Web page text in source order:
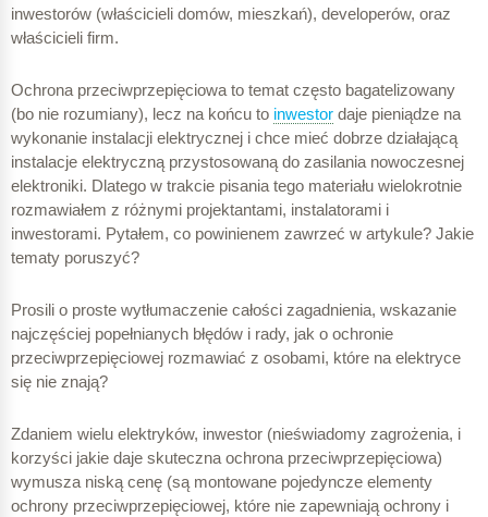
inwestorów (właścicieli domów, mieszkań), developerów, oraz
właścicieli firm.
Ochrona przeciwprzepięciowa to temat często bagatelizowany
(bo nie rozumiany), lecz na końcu to inwestor daje pieniądze na
wykonanie instalacji elektrycznej i chce mieć dobrze działającą
instalacje elektryczną przystosowaną do zasilania nowoczesnej
elektroniki. Dlatego w trakcie pisania tego materiału wielokrotnie
rozmawiałem z różnymi projektantami, instalatorami i
inwestorami. Pytałem, co powinienem zawrzeć w artykule? Jakie
tematy poruszyć?
Prosili o proste wytłumaczenie całości zagadnienia, wskazanie
najczęściej popełnianych błędów i rady, jak o ochronie
przeciwprzepięciowej rozmawiać z osobami, które na elektryce
się nie znają?
Zdaniem wielu elektryków, inwestor (nieświadomy zagrożenia, i
korzyści jakie daje skuteczna ochrona przeciwprzepięciowa)
wymusza niską cenę (są montowane pojedyncze elementy
ochrony przeciwprzepięciowej, które nie zapewniają ochrony i